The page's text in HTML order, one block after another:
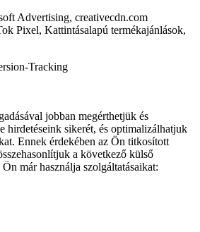
Advertising, creativecdn.com
Pixel, Kattintásalapú termékajánlások,
Tracking
jobban megérthetjük és
hirdetéseink sikerét, és optimalizálhatjuk
Ennek érdekében az Ön titkosított
a következő külső
már használja szolgáltatásaikat: